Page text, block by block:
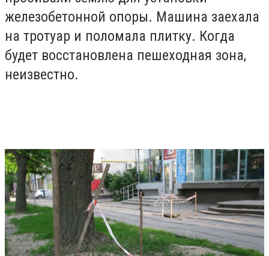
железобетонной опоры. Машина заехала
на тротуар и поломала плитку. Когда
будет восстановлена пешеходная зона,
неизвестно.